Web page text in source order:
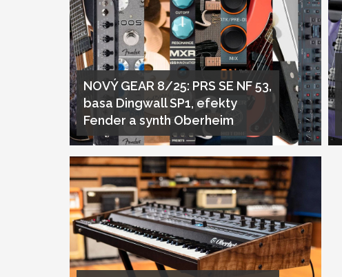
NOVÝ GEAR 8/25: PRS SE NF 53,
basa Dingwall SP1, efekty
Fender a synth Oberheim